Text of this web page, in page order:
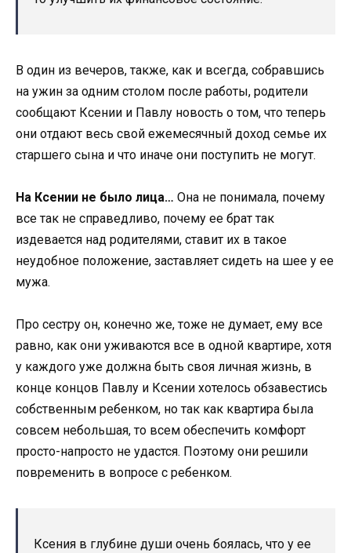
В один из вечеров, также, как и всегда, собравшись
на ужин за одним столом после работы, родители
сообщают Ксении и Павлу новость о том, что теперь
они отдают весь свой ежемесячный доход семье их
старшего сына и что иначе они поступить не могут.
На Ксении не было лица… Она не понимала, почему
все так не справедливо, почему ее брат так
издевается над родителями, ставит их в такое
неудобное положение, заставляет сидеть на шее у ее
мужа.
Про сестру он, конечно же, тоже не думает, ему все
равно, как они уживаются все в одной квартире, хотя
у каждого уже должна быть своя личная жизнь, в
конце концов Павлу и Ксении хотелось обзавестись
собственным ребенком, но так как квартира была
совсем небольшая, то всем обеспечить комфорт
просто-напросто не удастся. Поэтому они решили
повременить в вопросе с ребенком.
Ксения в глубине души очень боялась, что у ее